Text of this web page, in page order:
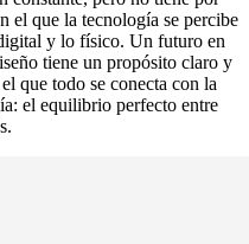
el que la tecnología se percibe
y lo físico. Un futuro en
tiene un propósito claro y
que todo se conecta con la
el equilibrio perfecto entre